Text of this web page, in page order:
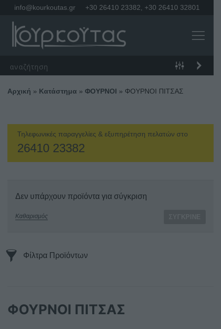
info@kourkoutas.gr +30 26410 23382 +30 26410 32801
Αρχική » Κατάστημα » ΦΟΥΡΝΟΙ » ΦΟΥΡΝΟΙ ΠΙΤΣΑΣ
Τηλεφωνικές παραγγελίες & εξυπηρέτηση πελατών στο
26410 23382
Δεν υπάρχουν προϊόντα για σύγκριση
Καθαρισμός
Φίλτρα Προϊόντων
ΦΟΥΡΝΟΙ ΠΙΤΣΑΣ